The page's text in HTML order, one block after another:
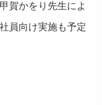
かをり先生によ
員向け実施も予定